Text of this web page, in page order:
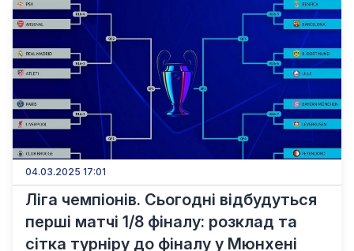
04.03.2025 17:01
Ліга чемпіонів. Сьогодні відбудуться
перші матчі 1/8 фіналу: розклад та
сітка турніру до фіналу у Мюнхені